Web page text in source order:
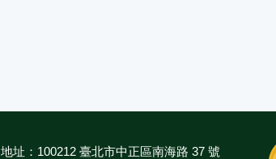
地址：100212 臺北市中正區南海路 37 號